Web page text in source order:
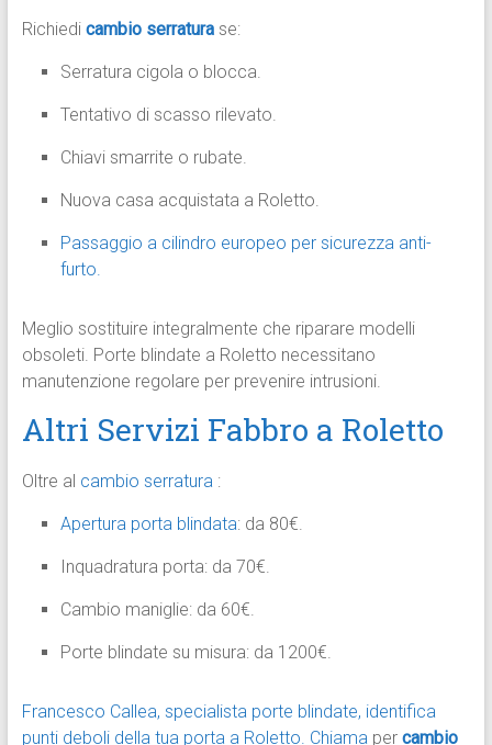
Richiedi cambio serratura se:
Serratura cigola o blocca.
Tentativo di scasso rilevato.
Chiavi smarrite o rubate.
Nuova casa acquistata a Roletto.
Passaggio a cilindro europeo per sicurezza anti-
furto.
Meglio sostituire integralmente che riparare modelli
obsoleti. Porte blindate a Roletto necessitano
manutenzione regolare per prevenire intrusioni.
Altri Servizi Fabbro a Roletto
Oltre al cambio serratura:
Apertura porta blindata: da 80€.
Inquadratura porta: da 70€.
Cambio maniglie: da 60€.
Porte blindate su misura: da 1200€.
Francesco Callea, specialista porte blindate, identifica
punti deboli della tua porta a Roletto. Chiamaper cambio